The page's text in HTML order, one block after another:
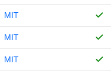
MIT
MIT
MIT